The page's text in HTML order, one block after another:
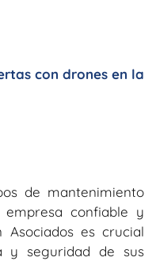
con drones en la
de mantenimiento
confiable y
Asociados es crucial
y seguridad de sus